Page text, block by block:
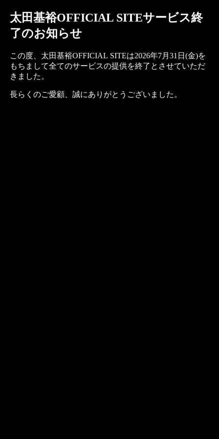
太田基裕OFFICIAL SITEサービス終
了のお知らせ
この度、太田基裕OFFICIAL SITEは2026年7月31日(金)を
もちまして全てのサービスの提供を終了とさせていただ
きました。
長らくのご愛顧、誠にありがとうございました。